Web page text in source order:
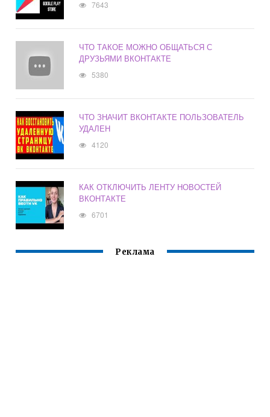
7643
ЧТО ТАКОЕ МОЖНО ОБЩАТЬСЯ С
ДРУЗЬЯМИ ВКОНТАКТЕ
5380
ЧТО ЗНАЧИТ ВКОНТАКТЕ ПОЛЬЗОВАТЕЛЬ
УДАЛЕН
4120
КАК ОТКЛЮЧИТЬ ЛЕНТУ НОВОСТЕЙ
ВКОНТАКТЕ
6701
Реклама